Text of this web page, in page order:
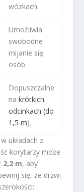
wózkach.
Umożliwia
swobodne
mijanie się
osób.
Dopuszczalne
nakrótkich
odcinkach (do
1,5 m).
układach z
korytarzy może
2,2 m, aby
się, że drzwi